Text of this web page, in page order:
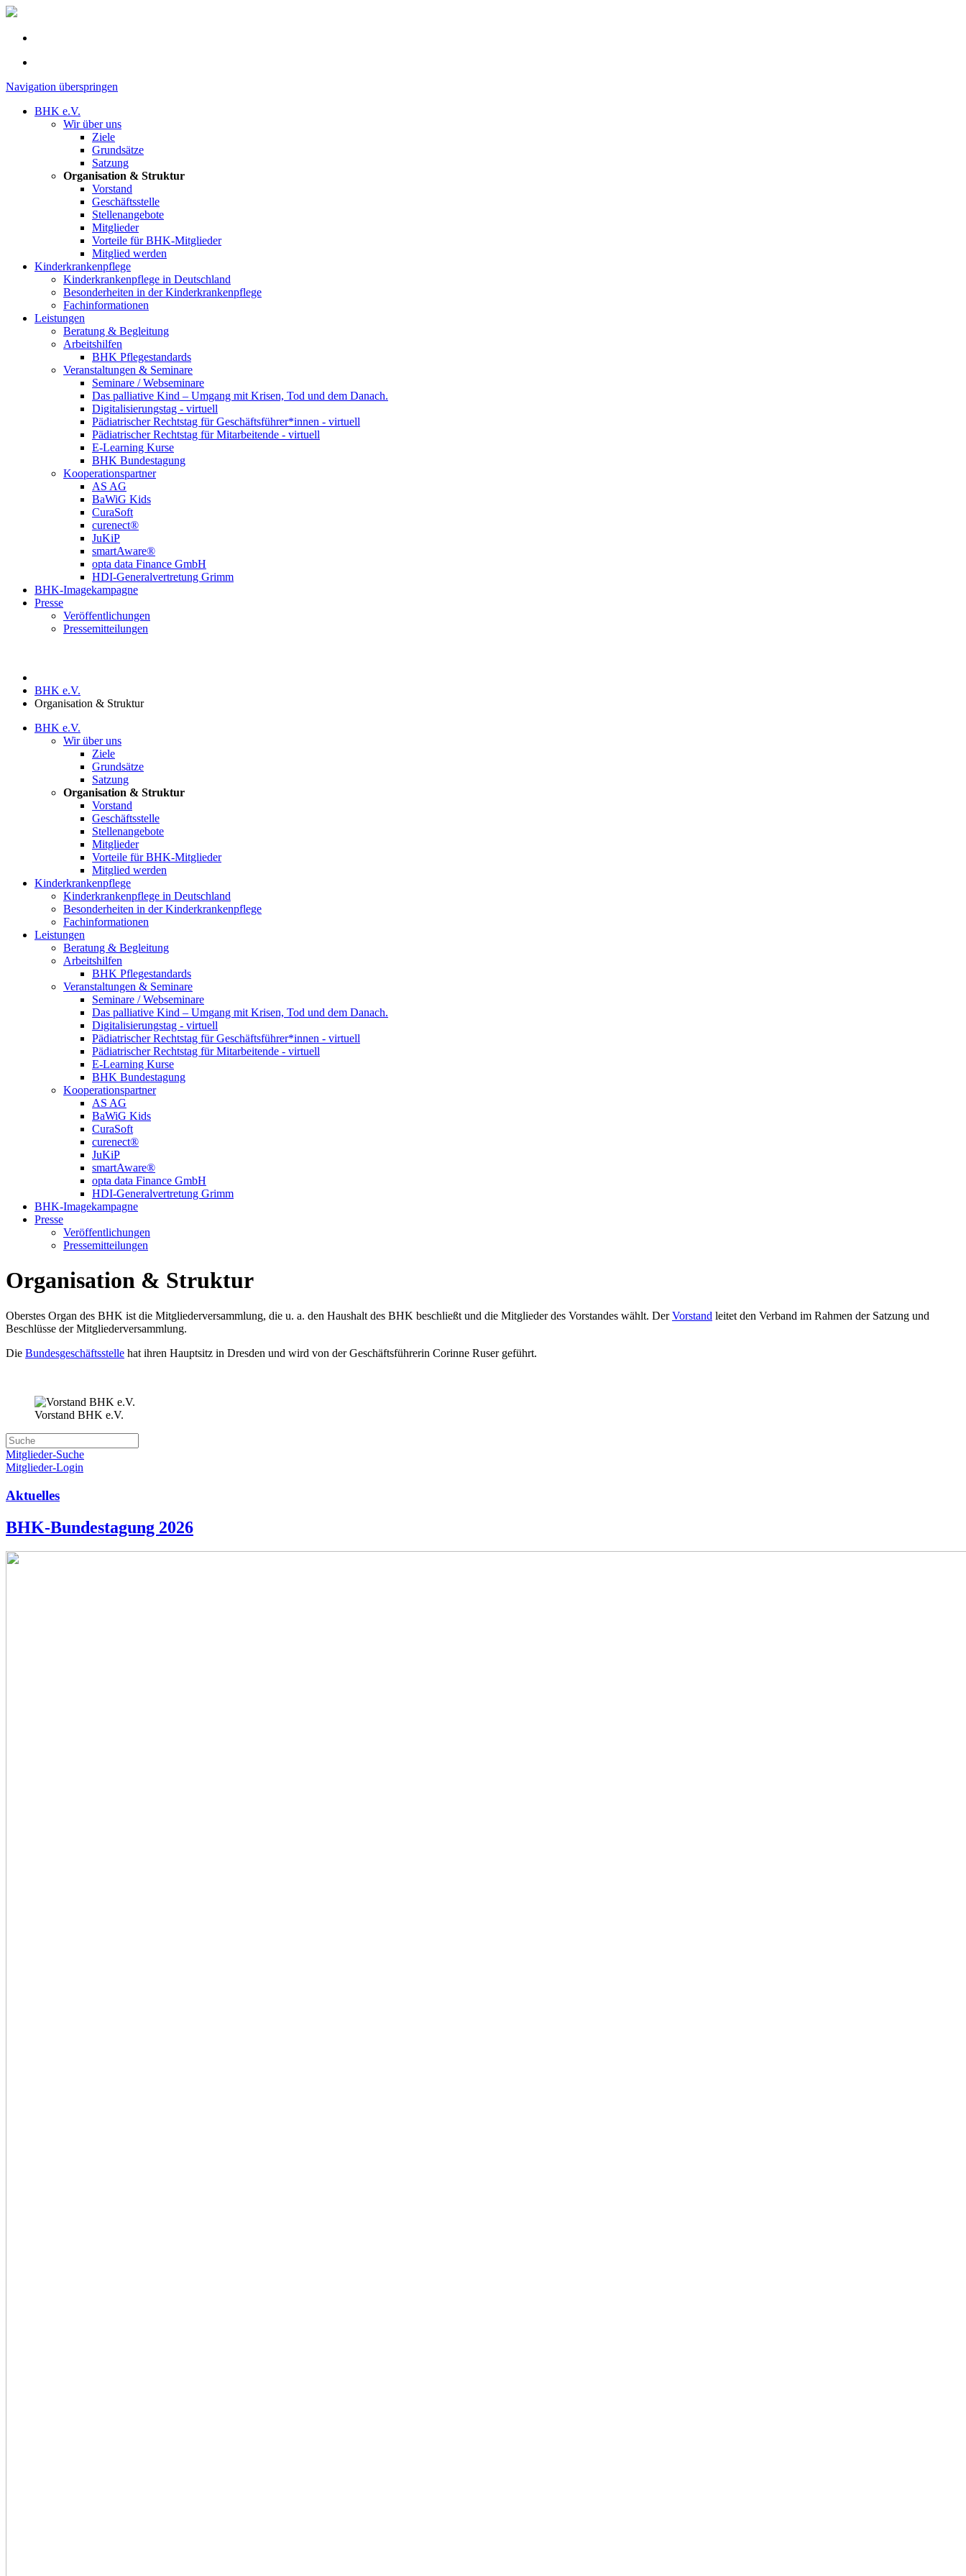
Navigation überspringen
BHK e.V.
Wir über uns
Ziele
Grundsätze
Satzung
Organisation & Struktur
Vorstand
Geschäftsstelle
Stellenangebote
Mitglieder
Vorteile für BHK-Mitglieder
Mitglied werden
Kinderkrankenpflege
Kinderkrankenpflege in Deutschland
Besonderheiten in der Kinderkrankenpflege
Fachinformationen
Leistungen
Beratung & Begleitung
Arbeitshilfen
BHK Pflegestandards
Veranstaltungen & Seminare
Seminare / Webseminare
Das palliative Kind – Umgang mit Krisen, Tod und dem Danach.
Digitalisierungstag - virtuell
Pädiatrischer Rechtstag für Geschäftsführer*innen - virtuell
Pädiatrischer Rechtstag für Mitarbeitende - virtuell
E-Learning Kurse
BHK Bundestagung
Kooperationspartner
AS AG
BaWiG Kids
CuraSoft
curenect®
JuKiP
smartAware®
opta data Finance GmbH
HDI-Generalvertretung Grimm
BHK-Imagekampagne
Presse
Veröffentlichungen
Pressemitteilungen
BHK e.V.
Organisation & Struktur
BHK e.V.
Wir über uns
Ziele
Grundsätze
Satzung
Organisation & Struktur
Vorstand
Geschäftsstelle
Stellenangebote
Mitglieder
Vorteile für BHK-Mitglieder
Mitglied werden
Kinderkrankenpflege
Kinderkrankenpflege in Deutschland
Besonderheiten in der Kinderkrankenpflege
Fachinformationen
Leistungen
Beratung & Begleitung
Arbeitshilfen
BHK Pflegestandards
Veranstaltungen & Seminare
Seminare / Webseminare
Das palliative Kind – Umgang mit Krisen, Tod und dem Danach.
Digitalisierungstag - virtuell
Pädiatrischer Rechtstag für Geschäftsführer*innen - virtuell
Pädiatrischer Rechtstag für Mitarbeitende - virtuell
E-Learning Kurse
BHK Bundestagung
Kooperationspartner
AS AG
BaWiG Kids
CuraSoft
curenect®
JuKiP
smartAware®
opta data Finance GmbH
HDI-Generalvertretung Grimm
BHK-Imagekampagne
Presse
Veröffentlichungen
Pressemitteilungen
Organisation & Struktur
Oberstes Organ des BHK ist die Mitgliederversammlung, die u. a. den Haushalt des BHK beschließt und die Mitglieder des Vorstandes wählt. DerVorstand leitet den Verband im Rahmen der Satzung und
Beschlüsse der Mitgliederversammlung.
Die Bundesgeschäftsstelle hat ihren Hauptsitz in Dresden und wird von der Geschäftsführerin Corinne Ruser geführt.
Vorstand BHK e.V.
Mitglieder-Suche
Mitglieder-Login
Aktuelles
BHK-Bundestagung 2026